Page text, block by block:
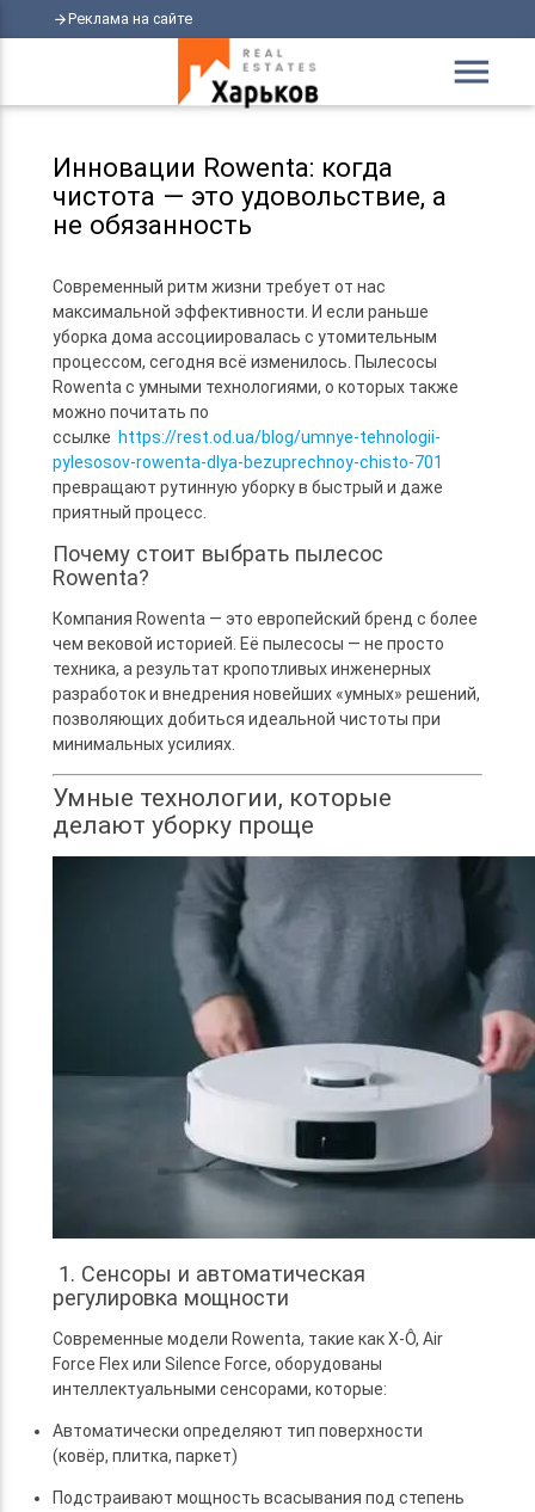
arrow_forwardРеклама на сайте
menu
Инновации Rowenta: когда
чистота — это удовольствие, а
не обязанность
Современный ритм жизни требует от нас
максимальной эффективности. И если раньше
уборка дома ассоциировалась с утомительным
процессом, сегодня всё изменилось. Пылесосы
Rowenta с умными технологиями, о которых также
можно почитать по
ссылке https://rest.od.ua/blog/umnye-tehnologii-
pylesosov-rowenta-dlya-bezuprechnoy-chisto-701
превращают рутинную уборку в быстрый и даже
приятный процесс.
Почему стоит выбрать пылесос
Rowenta?
Компания Rowenta — это европейский бренд с более
чем вековой историей. Её пылесосы — не просто
техника, а результат кропотливых инженерных
разработок и внедрения новейших «умных» решений,
позволяющих добиться идеальной чистоты при
минимальных усилиях.
Умные технологии, которые
делают уборку проще
1. Сенсоры и автоматическая
регулировка мощности
Современные модели Rowenta, такие как X-Ô, Air
Force Flex или Silence Force, оборудованы
интеллектуальными сенсорами, которые:
Автоматически определяют тип поверхности
(ковёр, плитка, паркет)
Подстраивают мощность всасывания под степень